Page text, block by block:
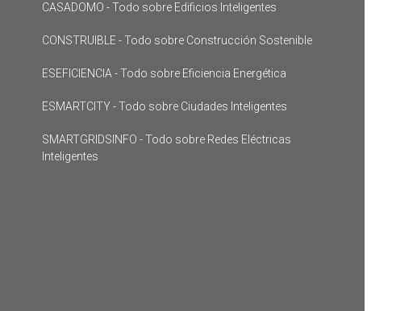
CASADOMO - Todo sobre Edificios Inteligentes
CONSTRUIBLE - Todo sobre Construcción Sostenible
ESEFICIENCIA - Todo sobre Eficiencia Energética
ESMARTCITY - Todo sobre Ciudades Inteligentes
SMARTGRIDSINFO - Todo sobre Redes Eléctricas
Inteligentes